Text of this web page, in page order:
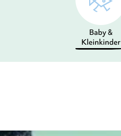
Baby &
Kleinkinder